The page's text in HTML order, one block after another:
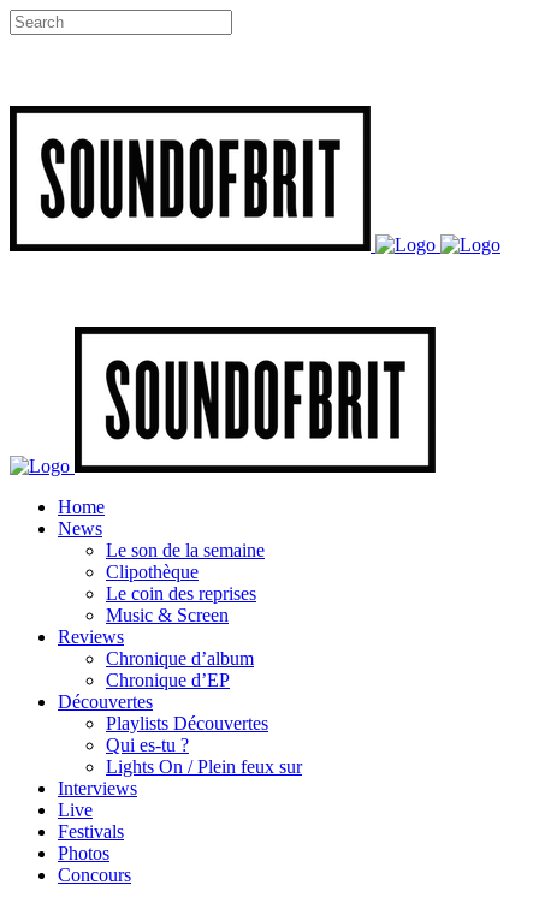
Home
News
Le son de la semaine
Clipothèque
Le coin des reprises
Music & Screen
Reviews
Chronique d’album
Chronique d’EP
Découvertes
Playlists Découvertes
Qui es-tu ?
Lights On / Plein feux sur
Interviews
Live
Festivals
Photos
Concours